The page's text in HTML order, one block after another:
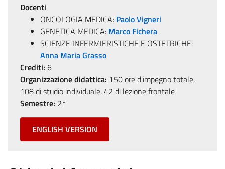
Docenti
ONCOLOGIA MEDICA: Paolo Vigneri
GENETICA MEDICA: Marco Fichera
SCIENZE INFERMIERISTICHE E OSTETRICHE:
Anna Maria Grasso
Crediti: 6
Organizzazione didattica: 150 ore d'impegno totale,
108 di studio individuale, 42 di lezione frontale
Semestre: 2°
ENGLISH VERSION